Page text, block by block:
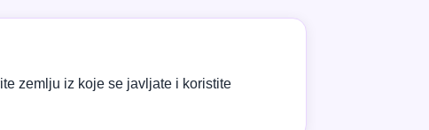
zemlju iz koje se javljate i koristite